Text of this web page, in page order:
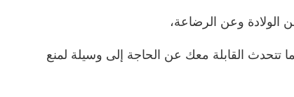
الولادة وعن الرضاعة،
تتحدث القابلة معك عن الحاجة إلى وسيلة لمنع